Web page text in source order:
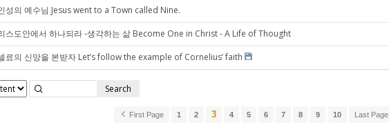
성의 예수님 Jesus went to a Town called Nine.
스도안에서 하나되라 -생각하는 삶 Become One in Christ - A Life of Thought
료의 신앙을 본받자 Let’s follow the example of Cornelius’ faith
Search
First Page 1 2 3 4 5 6 7 8 9 10 Last Page